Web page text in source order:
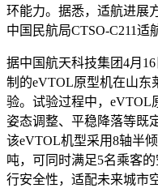
环能力。据悉，适航进展
中国民航局CTSO-C211适
据中国航天科技集团4月
制的eVTOL原型机在山东
验。试验过程中，eVTOL
姿态调整、平稳降落等既
该eVTOL机型采用8轴半
吨，可同时满足5名乘客
行安全性，适配未来城市